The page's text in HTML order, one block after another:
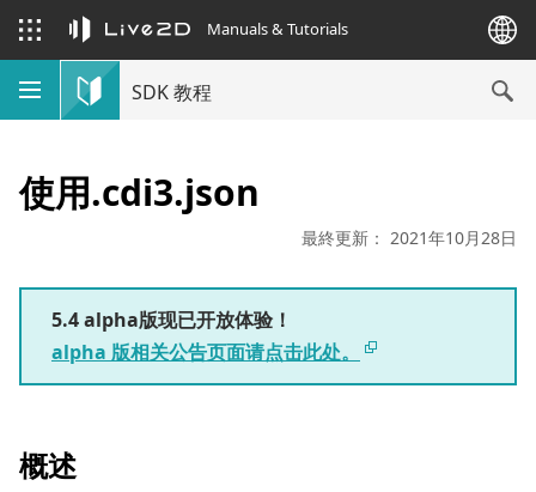
Manuals & Tutorials
SDK 教程
使用.cdi3.json
最終更新： 2021年10月28日
5.4 alpha版现已开放体验！
alpha 版相关公告页面请点击此处。
概述